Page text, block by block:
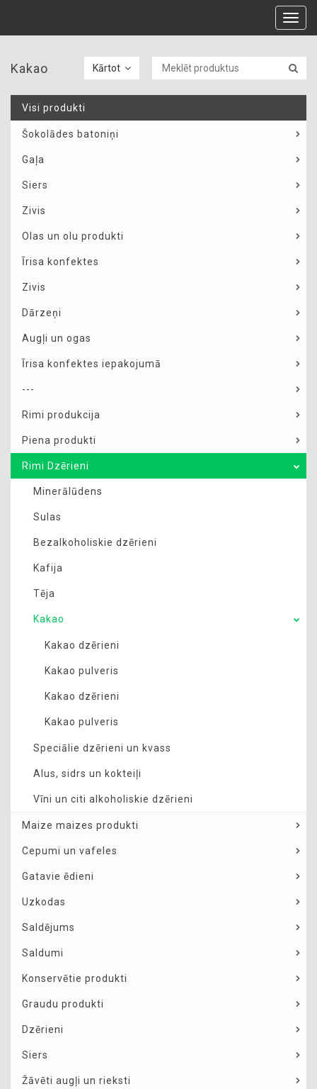
Kakao Kārtot
Visi produkti
Šokolādes batoniņi
Gaļa
Siers
Zivis
Olas un olu produkti
Īrisa konfektes
Zivis
Dārzeņi
Augļi un ogas
Īrisa konfektes iepakojumā
---
Rimi produkcija
Piena produkti
Rimi Dzērieni
Minerālūdens
Sulas
Bezalkoholiskie dzērieni
Kafija
Tēja
Kakao
Kakao dzērieni
Kakao pulveris
Kakao dzērieni
Kakao pulveris
Speciālie dzērieni un kvass
Alus, sidrs un kokteiļi
Vīni un citi alkoholiskie dzērieni
Maize maizes produkti
Cepumi un vafeles
Gatavie ēdieni
Uzkodas
Saldējums
Saldumi
Konservētie produkti
Graudu produkti
Dzērieni
Siers
Žāvēti augļi un rieksti